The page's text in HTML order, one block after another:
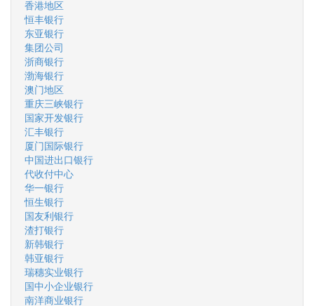
香港地区
恒丰银行
东亚银行
集团公司
浙商银行
渤海银行
澳门地区
重庆三峡银行
国家开发银行
汇丰银行
厦门国际银行
中国进出口银行
代收付中心
华一银行
恒生银行
国友利银行
渣打银行
新韩银行
韩亚银行
瑞穗实业银行
国中小企业银行
南洋商业银行